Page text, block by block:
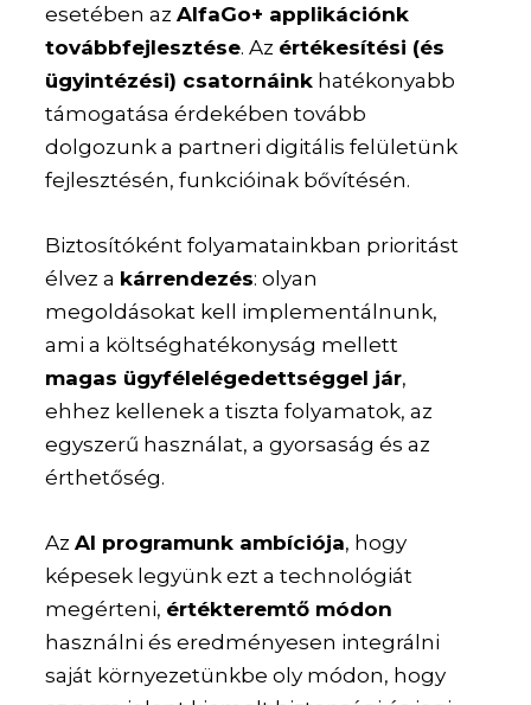
esetében azAlfaGo+ applikációnk
továbbfejlesztése. Az értékesítési (és
ügyintézési) csatornáink hatékonyabb
támogatása érdekében tovább
dolgozunk a partneri digitális felületünk
fejlesztésén, funkcióinak bővítésén.
Biztosítóként folyamatainkban prioritást
élvez a kárrendezés: olyan
megoldásokat kell implementálnunk,
ami a költséghatékonyság mellett
magas ügyfélelégedettséggel jár,
ehhez kellenek a tiszta folyamatok, az
egyszerű használat, a gyorsaság és az
érthetőség.
AzAI programunk ambíciója, hogy
képesek legyünk ezt a technológiát
megérteni, értékteremtő módon
használni és eredményesen integrálni
saját környezetünkbe oly módon, hogy